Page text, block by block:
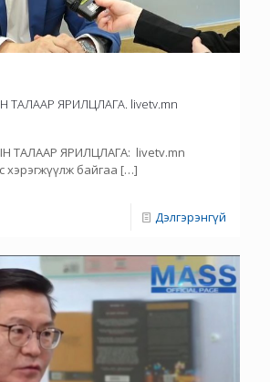
ТАЛААР ЯРИЛЦЛАГА. livetv.mn
ТАЛААР ЯРИЛЦЛАГА: livetv.mn
хэрэгжүүлж байгаа […]
Дэлгэрэнгүй